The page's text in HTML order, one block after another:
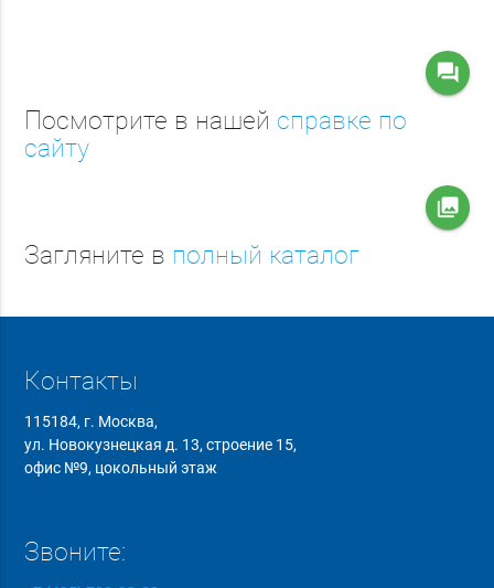
question_answer
Посмотрите в нашей справке по
сайту
collections
Загляните в полный каталог
Контакты
115184, г. Москва,
ул. Новокузнецкая д. 13, строение 15,
офис №9, цокольный этаж
Звоните: